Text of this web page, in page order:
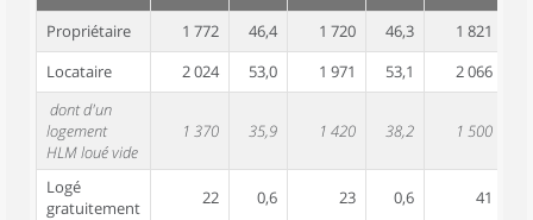
Propriétaire 1 772 46,4 1 720 46,3 1 821
Locataire
2 024 53,0 1 971 53,1 2 066
dont d'un
logement
HLM loué vide
1 370 35,9 1 420 38,2 1 500
Logé
gratuitement
22 0,6 23 0,6 41